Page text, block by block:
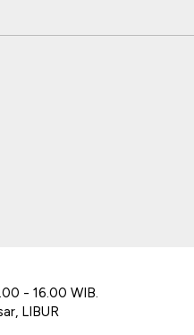
- 16.00 WIB.
LIBUR